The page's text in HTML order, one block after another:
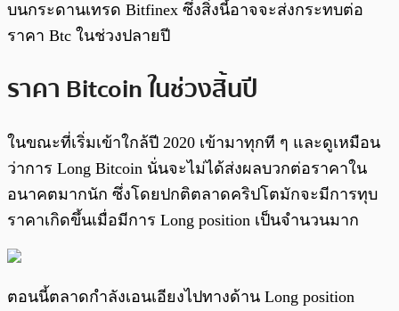
บนกระดานเทรด Bitfinex ซึ่งสิ่งนี้อาจจะส่งกระทบต่อ
ราคา Btc ในช่วงปลายปี
ราคา Bitcoin ในช่วงสิ้นปี
ในขณะที่เริ่มเข้าใกล้ปี 2020 เข้ามาทุกที ๆ และดูเหมือน
ว่าการ Long Bitcoin นั่นจะไม่ได้ส่งผลบวกต่อราคาใน
อนาคตมากนัก ซึ่งโดยปกติตลาดคริปโตมักจะมีการทุบ
ราคาเกิดขึ้นเมื่อมีการ Long position เป็นจำนวนมาก
ตอนนี้ตลาดกำลังเอนเอียงไปทางด้าน Long position